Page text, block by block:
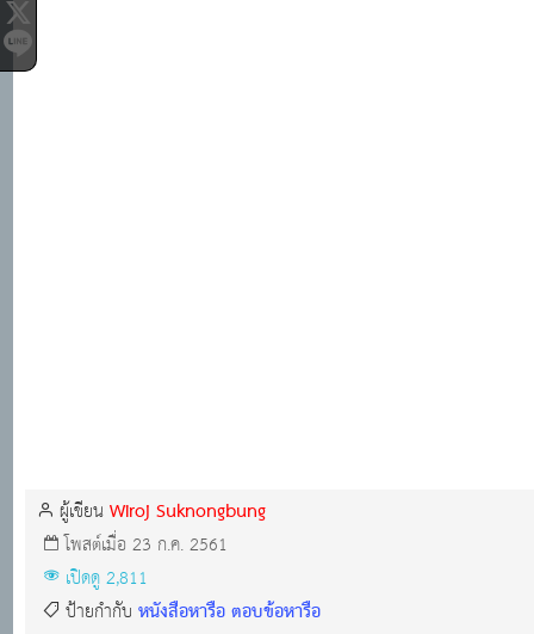
ผู้เขียนWiroj Suknongbung
โพสต์เมื่อ 23 ก.ค. 2561
เปิดดู 2,811
ป้ายกำกับหนังสือหารือตอบข้อหารือ